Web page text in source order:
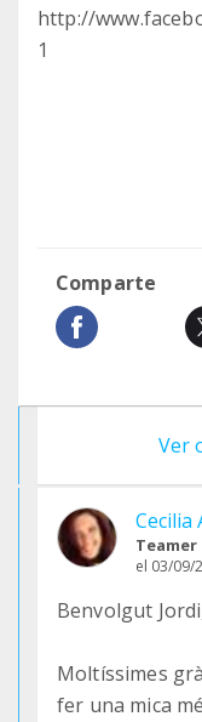
http://
1
Comparte
Ver
Cecilia
Teamer
el 03/09/
Benvolgut
Moltíssimes
fer una mica